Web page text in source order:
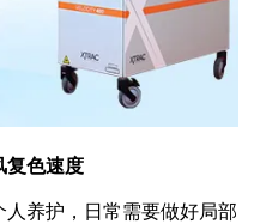
色速度
养护，日常需要做好局部